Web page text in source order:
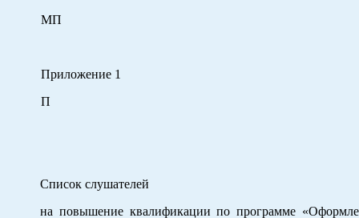
МП
Приложение 1
П
Список слушателей
на повышение квалификации по программе